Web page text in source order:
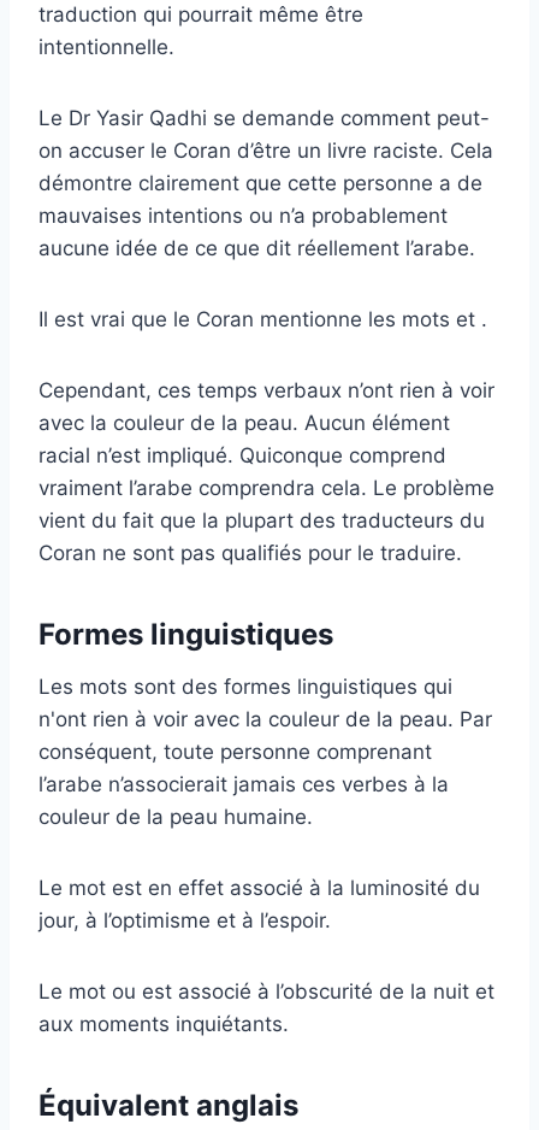
traduction qui pourrait même être
intentionnelle.
Le Dr Yasir Qadhi se demande comment peut-
on accuser le Coran d’être un livre raciste. Cela
démontre clairement que cette personne a de
mauvaises intentions ou n’a probablement
aucune idée de ce que dit réellement l’arabe.
Il est vrai que le Coran mentionne les mots et .
Cependant, ces temps verbaux n’ont rien à voir
avec la couleur de la peau. Aucun élément
racial n’est impliqué. Quiconque comprend
vraiment l’arabe comprendra cela. Le problème
vient du fait que la plupart des traducteurs du
Coran ne sont pas qualifiés pour le traduire.
Formes linguistiques
Les mots sont des formes linguistiques qui
n'ont rien à voir avec la couleur de la peau. Par
conséquent, toute personne comprenant
l’arabe n’associerait jamais ces verbes à la
couleur de la peau humaine.
Le mot est en effet associé à la luminosité du
jour, à l’optimisme et à l’espoir.
Le mot ou est associé à l’obscurité de la nuit et
aux moments inquiétants.
Équivalent anglais